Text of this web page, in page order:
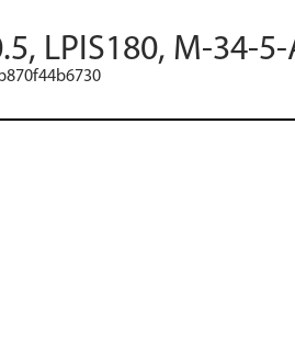
LPIS180, M-34-